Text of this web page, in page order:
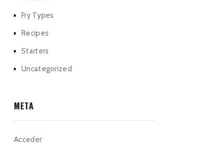
Fry Types
Recipes
Starters
Uncategorized
META
Acceder